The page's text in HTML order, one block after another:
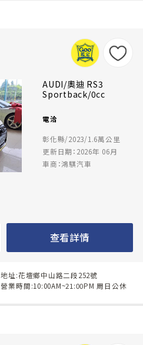
AUDI/奧迪 RS3
Sportback/0cc
電洽
彰化縣/2023/1.6萬公里
更新日期：2026年 06月
車商：鴻騏汽車
查看詳情
地址:花壇鄉中山路二段252號
營業時間:10:00AM~21:00PM 周日公休